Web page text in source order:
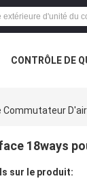
CONTRÔLE DE
Commutateur D'air
18ways
sur le produit: